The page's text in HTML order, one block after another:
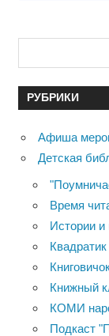
РУБРИКИ
Афиша
Детская
Время
Истории и
Квадратик
Книжный
КОМИ
Подкаст